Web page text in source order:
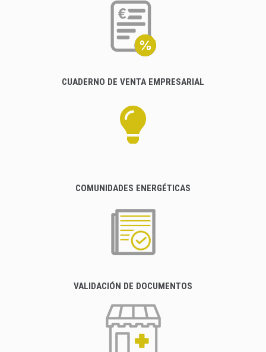
CUADERNO DE VENTA EMPRESARIAL
COMUNIDADES ENERGÉTICAS
VALIDACIÓN DE DOCUMENTOS